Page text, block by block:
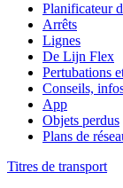
Planificateur
Arrêts
Lignes
De Lijn Flex
Pertubations
Conseils,
App
Objets perdus
Plans de
Titres de transport